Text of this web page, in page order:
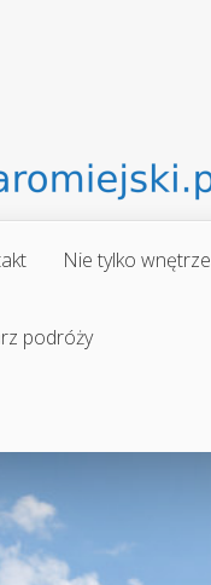
Nie tylko wnętrze
podróży